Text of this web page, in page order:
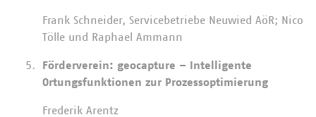
Frank Schneider, Servicebetriebe Neuwied AöR; Nico
Tölle und Raphael Ammann
Förderverein: geocapture – Intelligente
Ortungsfunktionen zur Prozessoptimierung
Frederik Arentz